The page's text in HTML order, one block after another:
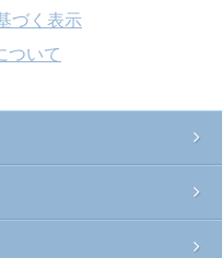
づく表示
ついて